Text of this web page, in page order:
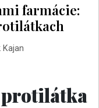
farmácie:
Kajan
protilátka